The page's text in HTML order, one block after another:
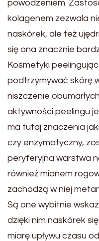
powodzeniem.
kolagenem zezwala
naskórek, ale też
się ona znacznie
Kosmetyki
podtrzymywać skórę
niszczenie
aktywności peelingu
ma tutaj znaczenia
czy enzymatyczny,
peryferyjna warstwa
również mianem
zachodzą w niej
Są one wybitnie
dzięki nim naskórek
miarę upływu czasu